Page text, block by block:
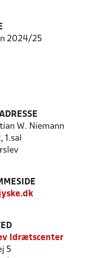
2024/25
W. Niemann
1.sal
Idrætscenter
5